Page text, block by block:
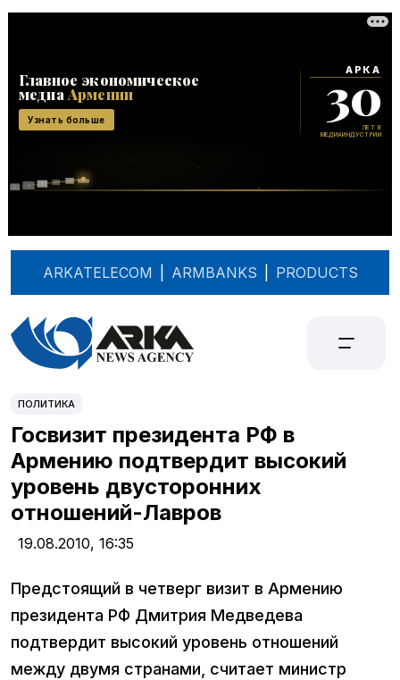
ARKATELECOM ARMBANKS PRODUCTS
ПОЛИТИКА
Госвизит президента РФ в
Армению подтвердит высокий
уровень двусторонних
отношений-Лавров
19.08.2010, 16:35
Предстоящий в четверг визит в Армению
президента РФ Дмитрия Медведева
подтвердит высокий уровень отношений
между двумя странами, считает министр